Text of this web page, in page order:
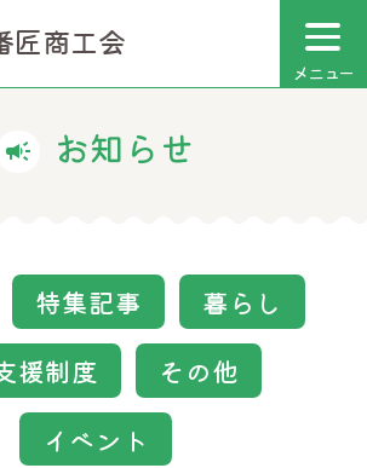
匠商工会
メニュー
campaign お知らせ
特集記事
暮らし
援制度
その他
イベント